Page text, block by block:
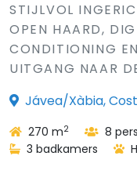
STIJLVOL
OPEN HAARD,
CONDITIONING
UITGANG NAAR
Jávea/Xàbia,
270 m2 8
3 badkamers